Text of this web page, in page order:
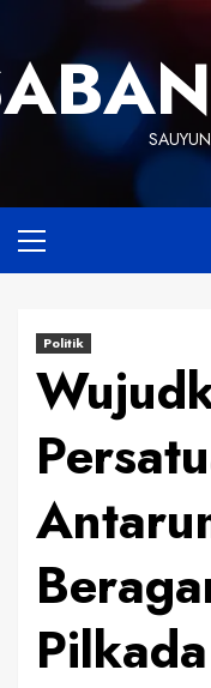
content
Menu
Politik